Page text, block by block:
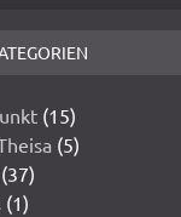
(15)
(5)
(37)
(1)